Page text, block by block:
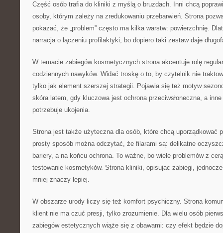
Część osób trafia do kliniki z myślą o bruzdach. Inni chcą
osoby, którym zależy na zredukowaniu przebarwień. Strona
pokazać, że „problem” często ma kilka warstw: powierzchnię.
narracja o łączeniu profilaktyki, bo dopiero taki zestaw daje
W temacie zabiegów kosmetycznych strona akcentuje rolę
codziennych nawyków. Widać troskę o to, by czytelnik nie
tylko jak element szerszej strategii. Pojawia się też motyw
skóra latem, gdy kluczowa jest ochrona przeciwsłoneczna, a
potrzebuje ukojenia.
Strona jest także użyteczna dla osób, które chcą uporządkować
prosty sposób można odczytać, że filarami są: delikatne
bariery, a na końcu ochrona. To ważne, bo wiele problemów z
testowanie kosmetyków. Strona kliniki, opisując zabiegi,
mniej znaczy lepiej.
W obszarze urody liczy się też komfort psychiczny. Strona
klient nie ma czuć presji, tylko zrozumienie. Dla wielu osób
zabiegów estetycznych wiąże się z obawami: czy efekt będzie